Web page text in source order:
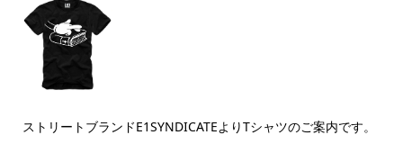
ストリートブランドE1SYNDICATEよりTシャツのご案内です。